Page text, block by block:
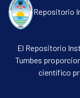
Repositorio
El Repositorio
Tumbes
científico